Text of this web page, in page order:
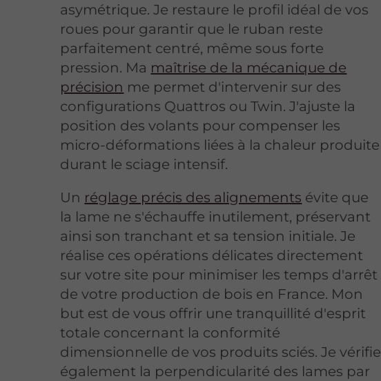
asymétrique. Je restaure le profil idéal de vos
roues pour garantir que le ruban reste
parfaitement centré, même sous forte
pression. Ma maîtrise de la mécanique de
précision me permet d'intervenir sur des
configurations Quattros ou Twin. J'ajuste la
position des volants pour compenser les
micro-déformations liées à la chaleur produite
durant le sciage intensif.
Un réglage précis des alignements évite que
la lame ne s'échauffe inutilement, préservant
ainsi son tranchant et sa tension initiale. Je
réalise ces opérations délicates directement
sur votre site pour minimiser les temps d'arrêt
de votre production de bois en France. Mon
but est de vous offrir une tranquillité d'esprit
totale concernant la conformité
dimensionnelle de vos produits sciés. Je vérifie
également la perpendicularité des lames par